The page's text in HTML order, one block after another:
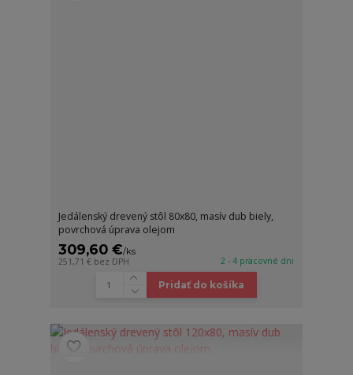
Jedálenský drevený stôl 80x80, masív dub biely,
povrchová úprava olejom
309,60 €/ks
251,71 € bez DPH 2 - 4 pracovné dni
Pridať do košíka